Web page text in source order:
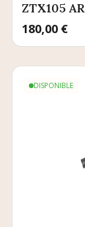
ZTX105
Prix
180,00 €
DISPONIBLE